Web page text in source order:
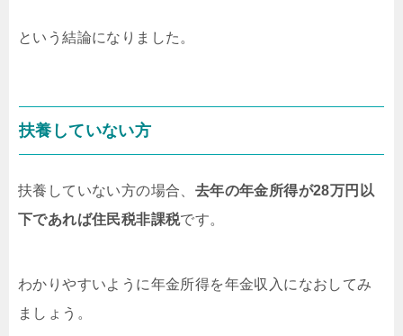
という結論になりました。
扶養していない方
扶養していない方の場合、 去年の年金所得が28万円以
下であれば住民税非課税です。
わかりやすいように年金所得を年金収入になおしてみ
ましょう。